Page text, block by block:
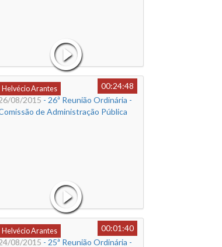
Helvécio Arantes
00:24:48
08/2015 - 26ª Reunião Ordinária -
de Administração Pública
Helvécio Arantes
00:01:40
08/2015 - 25ª Reunião Ordinária -